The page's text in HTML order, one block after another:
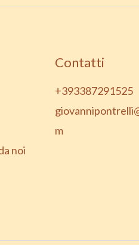
noi
Contatti
+393387291525
m